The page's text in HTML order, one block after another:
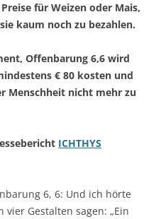
für Weizen oder Mais,
kaum noch zu bezahlen.
Offenbarung 6,6 wird
€ 80 kosten und
Menschheit nicht mehr zu
ICHTHYS
6, 6: Und ich hörte
Gestalten sagen: „Ein